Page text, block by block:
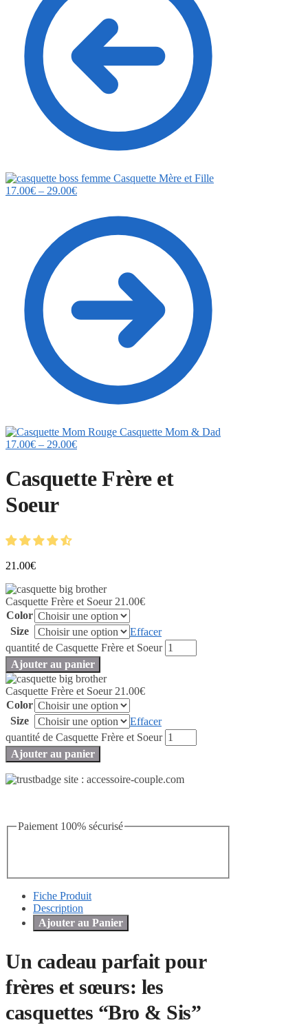
Casquette Mère et Fille
17.00€ – 29.00€
Casquette Mom & Dad
17.00€ – 29.00€
Casquette Frère et
Soeur
21.00€
Casquette Frère et Soeur 21.00€
Color
Size
Effacer
quantité de Casquette Frère et Soeur
Ajouter au panier
Casquette Frère et Soeur 21.00€
Color
Size
Effacer
quantité de Casquette Frère et Soeur
Ajouter au panier
Paiement 100% sécurisé
Fiche Produit
Description
Ajouter au Panier
Un cadeau parfait pour
frères et sœurs: les
casquettes “Bro & Sis”